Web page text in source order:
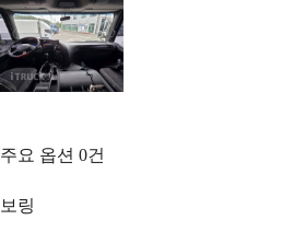
주요 옵션 0건
보링